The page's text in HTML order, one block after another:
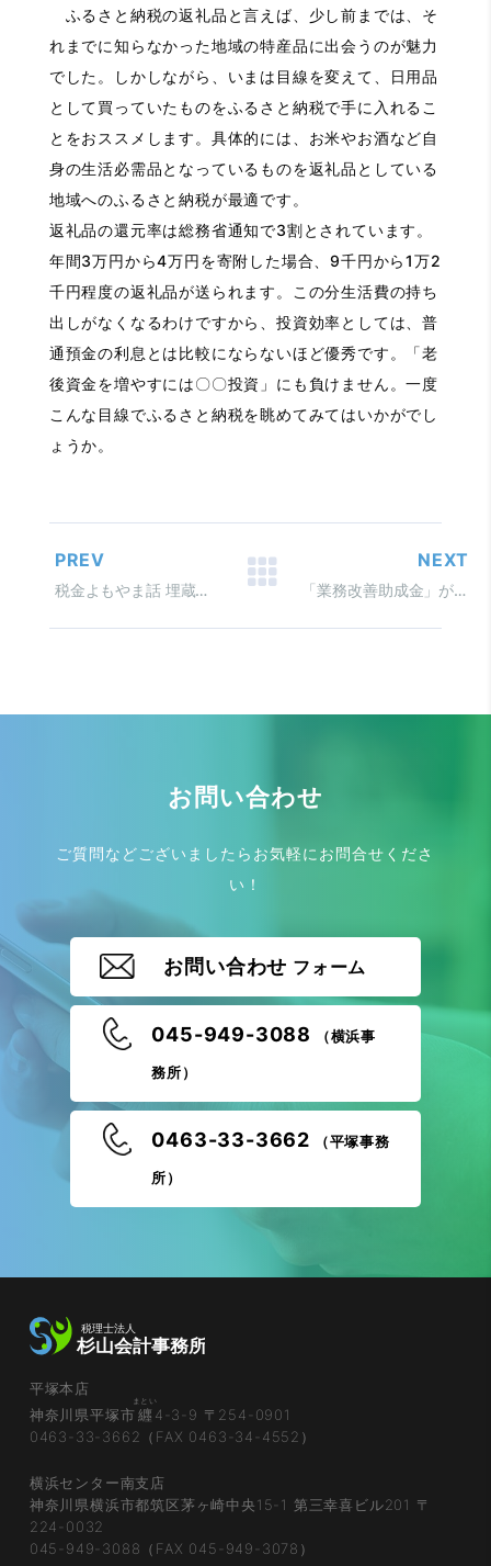
ふるさと納税の返礼品と言えば、少し前までは、そ
れまでに知らなかった地域の特産品に出会うのが魅力
でした。しかしながら、いまは目線を変えて、日用品
として買っていたものをふるさと納税で手に入れるこ
とをおススメします。具体的には、お米やお酒など自
身の生活必需品となっているものを返礼品としている
地域へのふるさと納税が最適です。
返礼品の還元率は総務省通知で3割とされています。
年間3万円から4万円を寄附した場合、9千円から1万2
千円程度の返礼品が送られます。この分生活費の持ち
出しがなくなるわけですから、投資効率としては、普
通預金の利息とは比較にならないほど優秀です。「老
後資金を増やすには〇〇投資」にも負けません。一度
こんな目線でふるさと納税を眺めてみてはいかがでし
ょうか。
PREV
税金よもやま話 埋蔵金を見つけたら？
NEXT
「業務改善助成金」が 2021年8月より拡充されました
お問い合わせ
ご質問などございましたらお気軽にお問合せくださ
い！
お問い合わせ フォーム
045-949-3088 （横浜事
務所）
0463-33-3662 （平塚事務
所）
平塚本店
神奈川県平塚市纒
まとい
4-3-9 〒254-0901
0463-33-3662（FAX 0463-34-4552）
横浜センター南支店
神奈川県横浜市都筑区茅ヶ崎中央15-1 第三幸喜ビル201 〒
224-0032
045-949-3088（FAX 045-949-3078）